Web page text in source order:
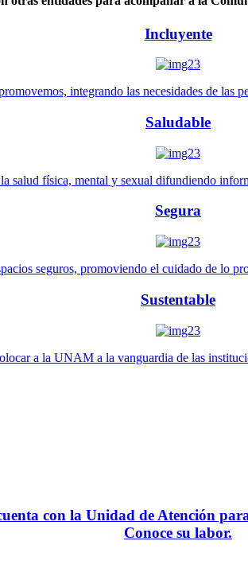
Incluyente
integrando las necesidades de las
Saludable
salud física, mental y sexual difundiendo
Segura
seguros, promoviendo el cuidado de lo
Sustentable
a la UNAM a la vanguardia de las
con la Unidad de Atención
Conoce su labor.